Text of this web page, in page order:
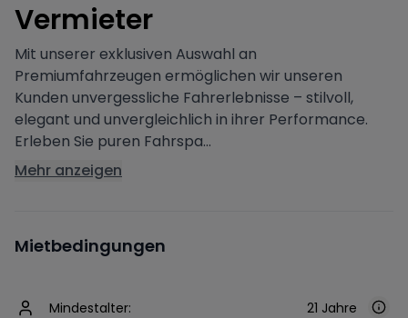
Vermieter
Mit unserer exklusiven Auswahl an
Premiumfahrzeugen ermöglichen wir unseren
Kunden unvergessliche Fahrerlebnisse – stilvoll,
elegant und unvergleichlich in ihrer Performance.
Erleben Sie puren Fahrspa...
Mehr anzeigen
Mietbedingungen
Mindestalter: 21 Jahre